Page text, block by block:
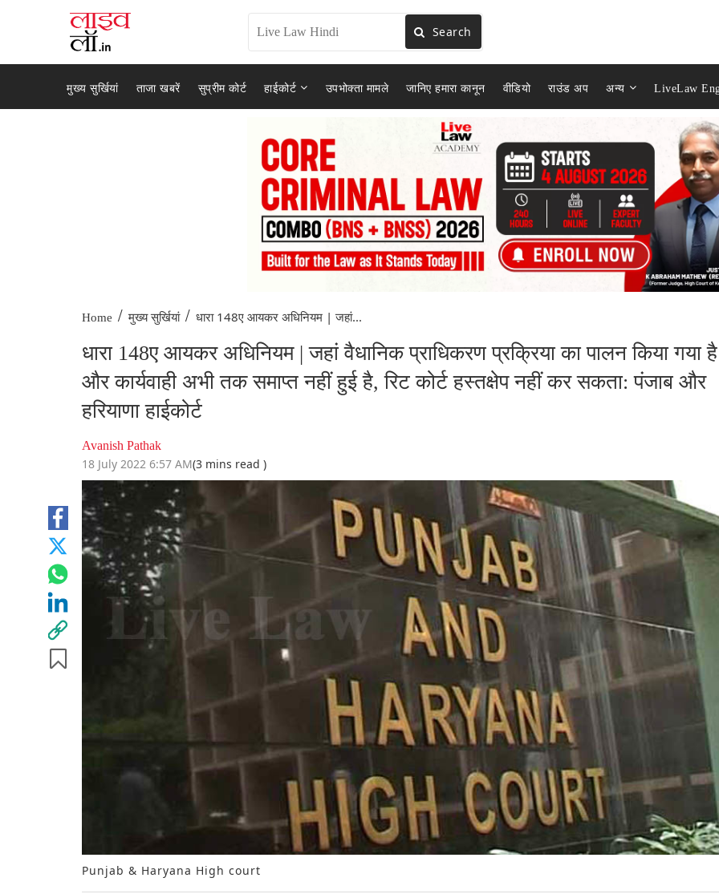
Search
मुख्य सुर्खियां ताजा खबरें सुप्रीम कोर्ट हाईकोर्ट उपभोक्ता मामले जानिए हमारा कानून वीडियो राउंड अप अन्य LiveLaw
Home / मुख्य सुर्खियां / धारा 148ए आयकर अधिनियम | जहां...
धारा 148ए आयकर अधिनियम | जहां वैधानिक प्राधिकरण प्रक्रिया का पालन किया गया है
और कार्यवाही अभी तक समाप्त नहीं हुई है, रिट कोर्ट हस्तक्षेप नहीं कर सकता: पंजाब और
हरियाणा हाईकोर्ट
Avanish Pathak
18 July 2022 6:57 AM(3 mins read )
Punjab & Haryana High court